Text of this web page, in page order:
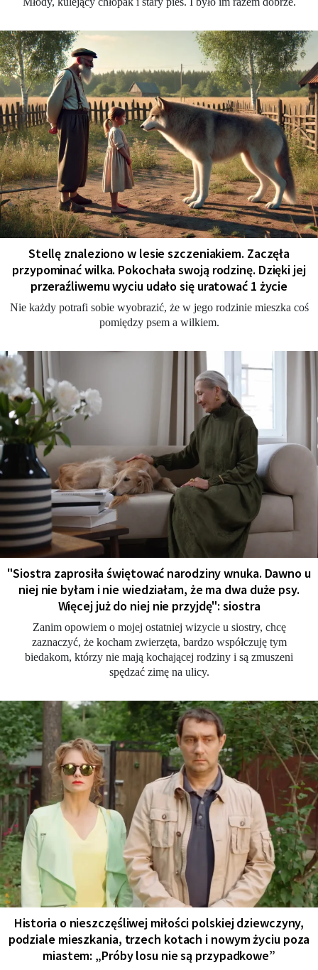
Stellę znaleziono w lesie szczeniakiem. Zaczęła
przypominać wilka. Pokochała swoją rodzinę. Dzięki jej
przeraźliwemu wyciu udało się uratować 1 życie
Nie każdy potrafi sobie wyobrazić, że w jego rodzinie mieszka coś
pomiędzy psem a wilkiem.
"Siostra zaprosiła świętować narodziny wnuka. Dawno u
niej nie byłam i nie wiedziałam, że ma dwa duże psy.
Więcej już do niej nie przyjdę": siostra
Zanim opowiem o mojej ostatniej wizycie u siostry, chcę
zaznaczyć, że kocham zwierzęta, bardzo współczuję tym
biedakom, którzy nie mają kochającej rodziny i są zmuszeni
spędzać zimę na ulicy.
Historia o nieszczęśliwej miłości polskiej dziewczyny,
podziale mieszkania, trzech kotach i nowym życiu poza
miastem: „Próby losu nie są przypadkowe”